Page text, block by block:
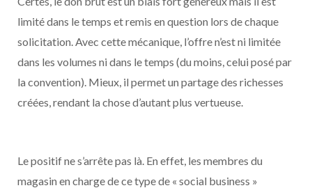
limité dans le temps et remis en question lors de chaque
solicitation. Avec cette mécanique, l’offre n’est ni limitée
dans les volumes ni dans le temps (du moins, celui posé par
la convention). Mieux, il permet un partage des richesses
créées, rendant la chose d’autant plus vertueuse.
Le positif ne s’arrête pas là. En effet, les membres du
magasin en charge de ce type de « social business »